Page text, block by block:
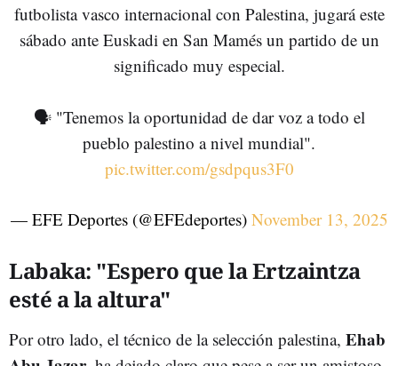
futbolista vasco internacional con Palestina, jugará este
sábado ante Euskadi en San Mamés un partido de un
significado muy especial.
🗣️ "Tenemos la oportunidad de dar voz a todo el
pueblo palestino a nivel mundial".
pic.twitter.com/gsdpqus3F0
— EFE Deportes (@EFEdeportes) November 13, 2025
Labaka: "Espero que la Ertzaintza
esté a la altura"
Por otro lado, el técnico de la selección palestina, Ehab